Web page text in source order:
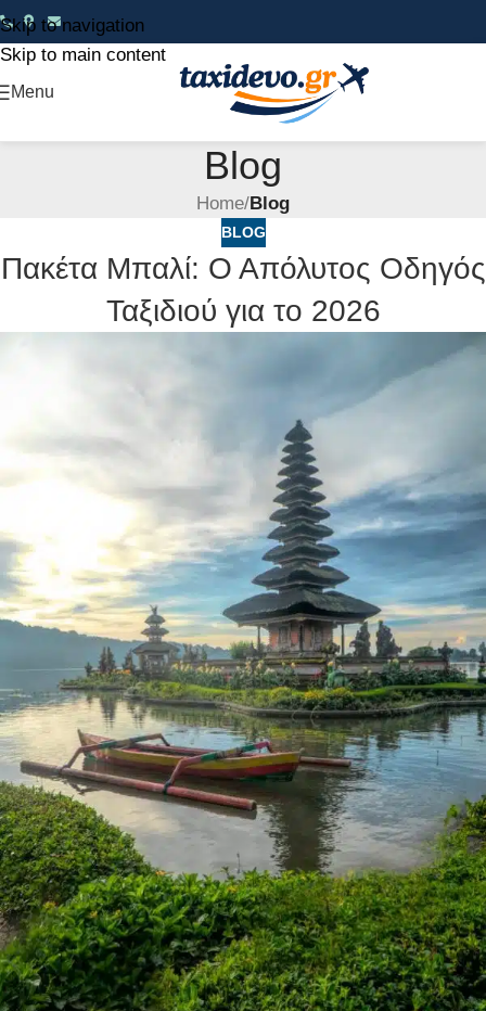
Skip to navigation
Skip to main content
Menu
Blog
Home/Blog
BLOG
Πακέτα Μπαλί: Ο Απόλυτος Οδηγός
Ταξιδιού για το 2026